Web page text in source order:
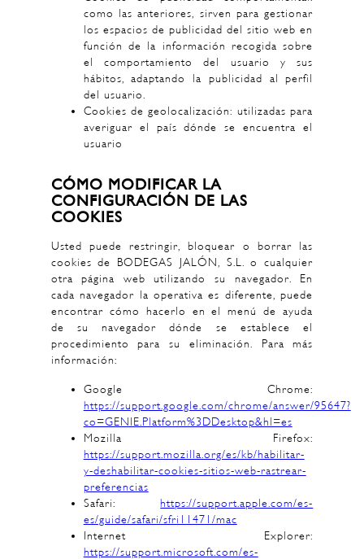
como las anteriores, sirven para gestionar
los espacios de publicidad del sitio web en
función de la información recogida sobre
el comportamiento del usuario y sus
hábitos, adaptando la publicidad al perfil
del usuario.
Cookies de geolocalización: utilizadas para
averiguar el país dónde se encuentra el
usuario
CÓMO MODIFICAR LA
CONFIGURACIÓN DE LAS
COOKIES
Usted puede restringir, bloquear o borrar las
cookies de BODEGAS JALÓN, S.L. o cualquier
otra página web utilizando su navegador. En
cada navegador la operativa es diferente, puede
encontrar cómo hacerlo en el menú de ayuda
de su navegador dónde se establece el
procedimiento para su eliminación. Para más
información:
Google Chrome:
https://support.google.com/chrome/answer/95647?
co=GENIE.Platform%3DDesktop&hl=es
Mozilla Firefox:
https://support.mozilla.org/es/kb/habilitar-
y-deshabilitar-cookies-sitios-web-rastrear-
preferencias
Safari:https://support.apple.com/es-
es/guide/safari/sfri11471/mac
Internet Explorer:
https://support.microsoft.com/es-